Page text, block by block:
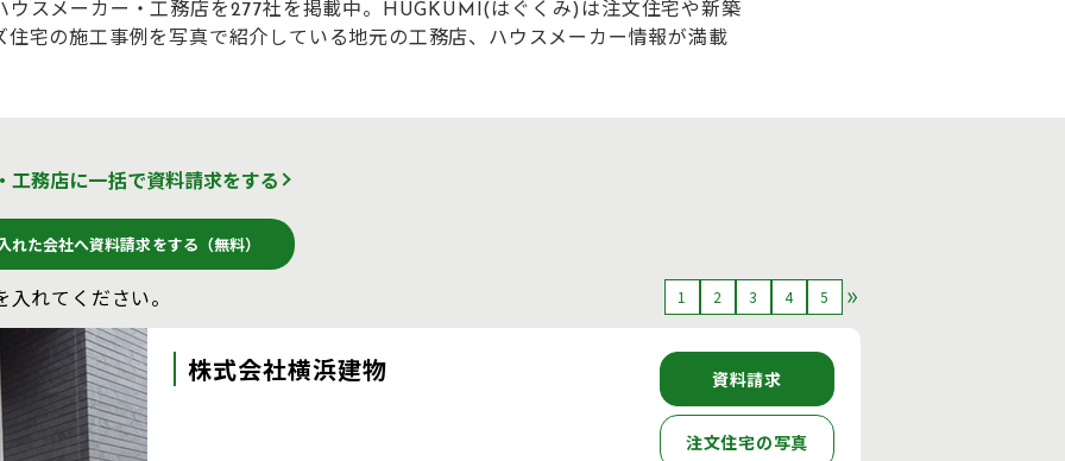
ウスメーカー・工務店を277社を掲載中。HUGKUMI(はぐくみ)は注文住宅や新築
住宅の施工事例を写真で紹介している地元の工務店、ハウスメーカー情報が満載
工務店に一括で資料請求をする
れた会社へ資料請求をする（無料）
入れてください。 1 2 3 4 5
株式会社横浜建物 資料請求
注文住宅の写真